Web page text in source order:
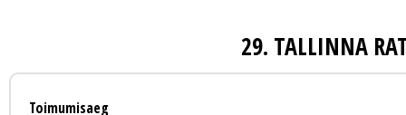
29. TALLINNA
Toimumisaeg